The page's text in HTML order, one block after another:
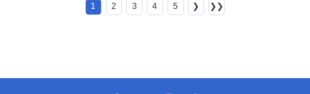
1 2 3 4 5 ❯ ❯❯